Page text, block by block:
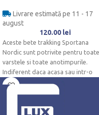
Livrare estimată pe 11 - 17
august
120.00 lei
Aceste bete trakking Sportana
Nordic sunt potrivite pentru toate
varstele si toate anotimpurile.
Indiferent daca acasa sau intr-o
vacanta de